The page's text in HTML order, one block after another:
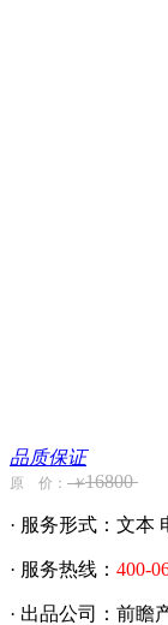
品质保证
原 价： ￥16800
· 服务形式：文本
· 服务热线： 400-
· 出品公司：前